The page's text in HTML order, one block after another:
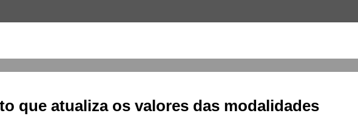
que atualiza os valores das modalidades